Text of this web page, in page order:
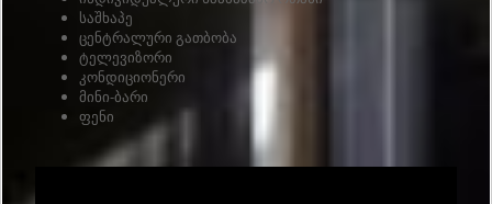
საშხაპე
ცენტრალური გათბობა
ტელევიზორი
კონდიციონერი
მინი-ბარი
ფენი